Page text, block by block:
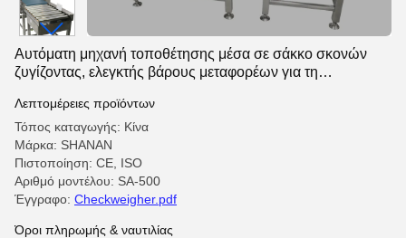
Αυτόματη μηχανή τοποθέτησης μέσα σε σάκκο σκονών
ζυγίζοντας, ελεγκτής βάρους μεταφορέων για τη
Λεπτομέρειες προϊόντων
Τόπος καταγωγής: Κίνα
Μάρκα: SHANAN
Πιστοποίηση: CE, ISO
Αριθμό μοντέλου: SA-500
Έγγραφο: Checkweigher.pdf
Όροι πληρωμής & ναυτιλίας